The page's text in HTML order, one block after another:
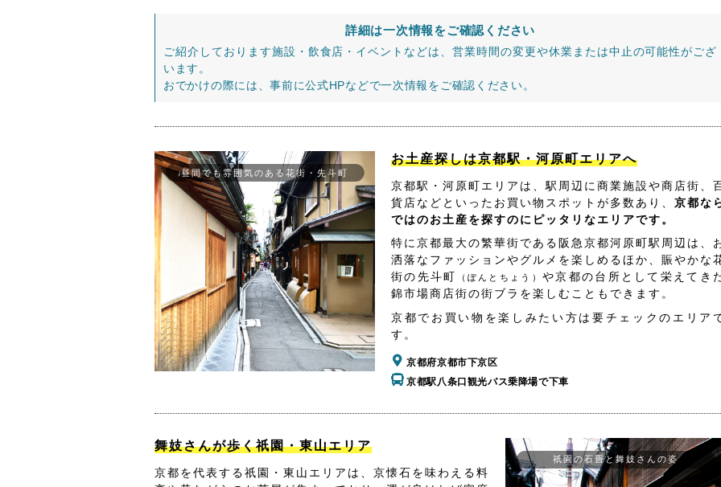
詳細は一次情報をご確認ください
ご紹介しております施設・飲食店・イベントなどは、営業時間の変更や休業または中止の可能性がござ
います。
おでかけの際には、事前に公式HPなどで一次情報をご確認ください。
昼間でも雰囲気のある花街・先斗町
お土産探しは京都駅・河原町エリアへ
京都駅・河原町エリアは、駅周辺に商業施設や商店街、
貨店などといったお買い物スポットが多数あり、 京都な
ではのお土産を探すのにピッタリなエリアです。
特に京都最大の繁華街である阪急京都河原町駅周辺は、
洒落なファッションやグルメを楽しめるほか、賑やかな
街の先斗町
（ぽんとちょう）や京都の台所として栄えてき
錦市場商店街の街ブラを楽しむこともできます。
京都でお買い物を楽しみたい方は要チェックのエリア
す。
京都府京都市下京区
京都駅八条口観光バス乗降場で下車
舞妓さんが歩く祇園・東山エリア
京都を代表する祇園・東山エリアは、京懐石を味わえる料
祇園の石畳と舞妓さんの姿